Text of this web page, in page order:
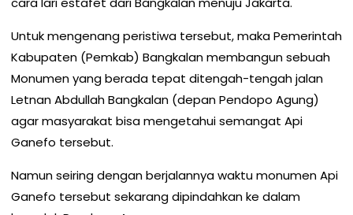
Untuk mengenang peristiwa tersebut, maka Pemerintah
Kabupaten (Pemkab) Bangkalan membangun sebuah
Monumen yang berada tepat ditengah-tengah jalan
Letnan Abdullah Bangkalan (depan Pendopo Agung)
agar masyarakat bisa mengetahui semangat Api
Ganefo tersebut.
Namun seiring dengan berjalannya waktu monumen Api
Ganefo tersebut sekarang dipindahkan ke dalam